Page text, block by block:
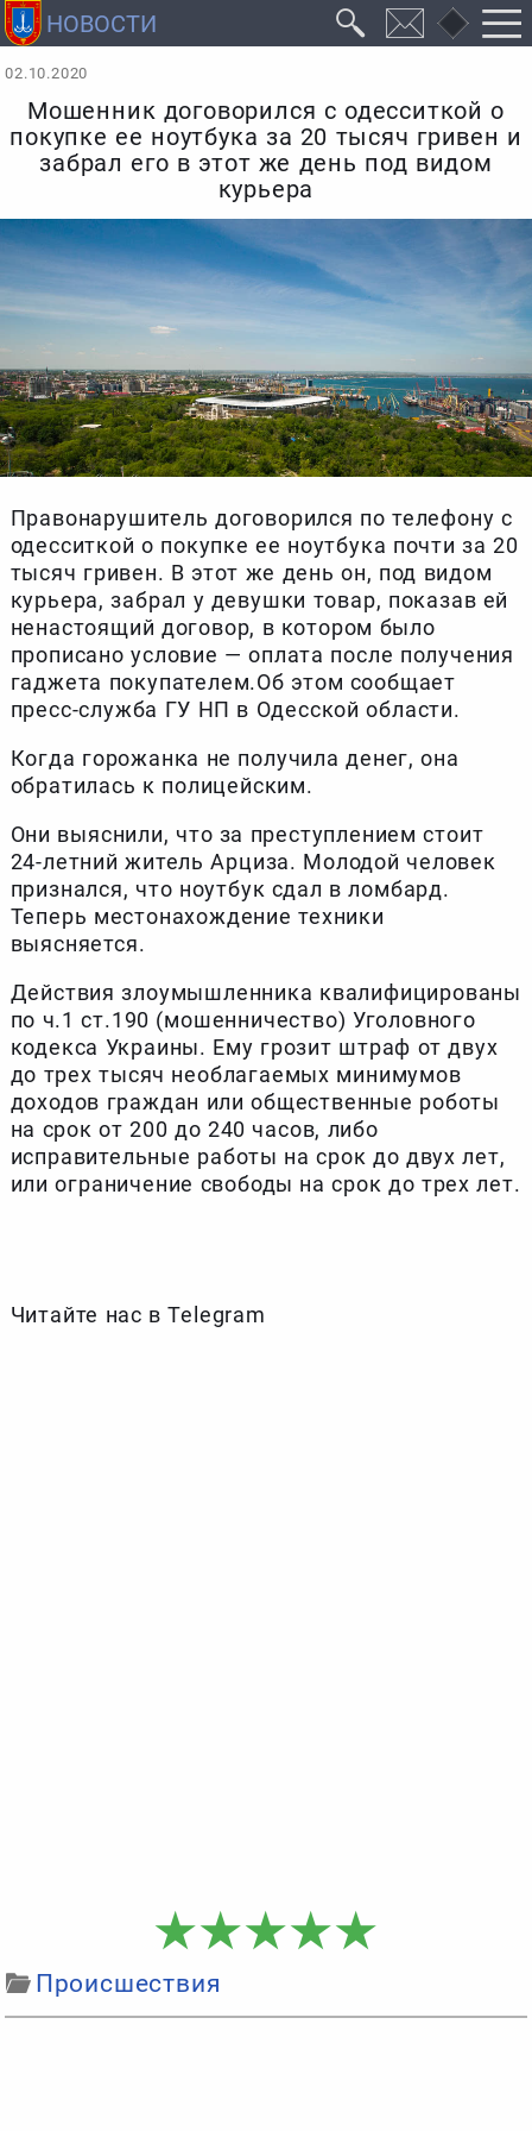
02.10.2020
Мошенник договорился с одесситкой о
покупке ее ноутбука за 20 тысяч гривен и
забрал его в этот же день под видом
курьера
Правонарушитель договорился по телефону с
одесситкой о покупке ее ноутбука почти за 20
тысяч гривен. В этот же день он, под видом
курьера, забрал у девушки товар, показав ей
ненастоящий договор, в котором было
прописано условие — оплата после получения
гаджета покупателем.Об этом сообщает
пресс-служба ГУ НП в Одесской области.
Когда горожанка не получила денег, она
обратилась к полицейским.
Они выяснили, что за преступлением стоит
24-летний житель Арциза. Молодой человек
признался, что ноутбук сдал в ломбард.
Теперь местонахождение техники
выясняется.
Действия злоумышленника квалифицированы
по ч.1 ст.190 (мошенничество) Уголовного
кодекса Украины. Ему грозит штраф от двух
до трех тысяч необлагаемых минимумов
доходов граждан или общественные роботы
на срок от 200 до 240 часов, либо
исправительные работы на срок до двух лет,
или ограничение свободы на срок до трех лет.
Читайте нас в Telegram
Происшествия